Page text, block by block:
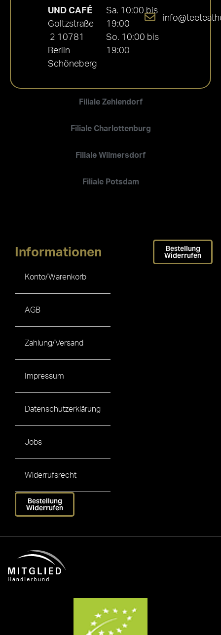
Filiale Zehlendorf
Filiale Charlottenburg
Filiale Wilmersdorf
Filiale Potsdam
UND CAFÉ
Goltzstraße
2 10781
Berlin
Schöneberg
Sa. 10:00 bis
19:00
So. 10:00 bis
19:00
Informationen
Konto/Warenkorb
AGB
Zahlung/Versand
Impressum
Datenschutzerklärung
Jobs
Widerrufsrecht
Bestellung
Widerrufen
Bestellung
Widerrufen